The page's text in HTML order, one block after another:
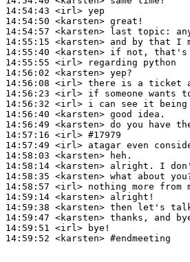
14:54:43 <irl>
14:54:50 <karsten>
14:54:57 <karsten>
14:55:15 <karsten>
14:55:40 <karsten>
14:55:55 <irl>
14:56:02 <karsten>
14:56:08 <irl>
14:56:23 <irl>
14:56:32 <irl>
14:56:40 <karsten>
14:56:49 <karsten>
14:57:16 <irl> #17979
14:57:49 <irl>
14:58:03 <karsten>
14:58:14 <karsten>
14:58:35 <karsten>
14:58:57 <irl>
14:59:14 <karsten>
14:59:38 <karsten>
14:59:47 <karsten>
14:59:51 <irl>
14:59:52 <karsten> #endmeeting